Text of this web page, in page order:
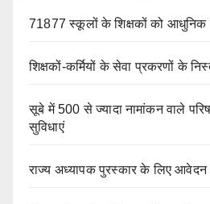
71877 स्कूलों के शिक्षकों को आधुनिक
शिक्षकों-कर्मियों के सेवा प्रकरणों के
सूबे में 500 से ज्यादा नामांकन वाले
सुविधाएं
राज्य अध्यापक पुरस्कार के लिए